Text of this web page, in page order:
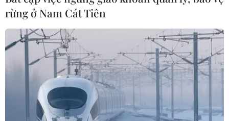
rừng ở Nam Cát Tiên